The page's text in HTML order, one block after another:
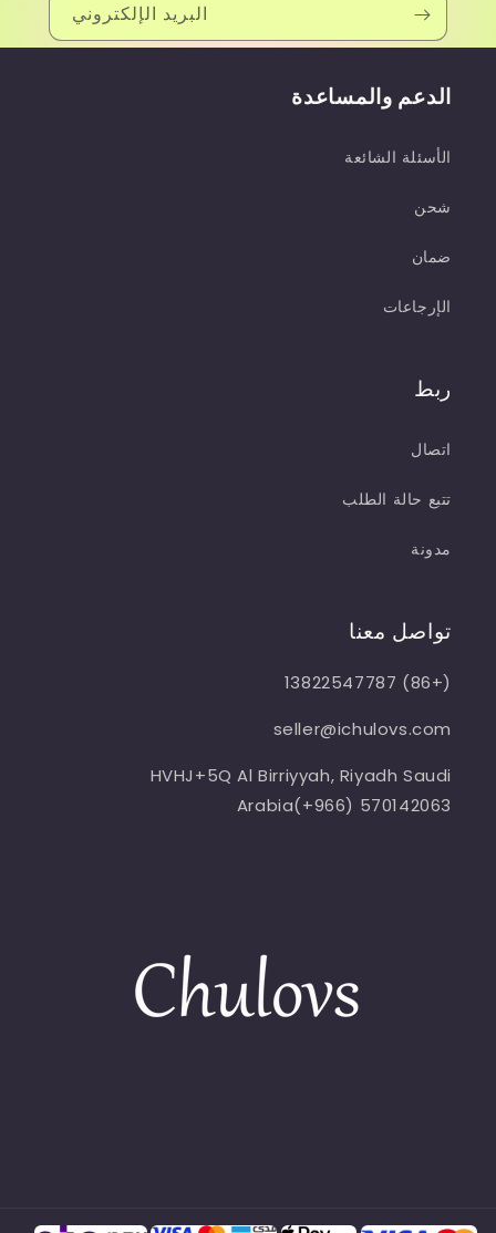
البريد الإلكتروني
الدعم والمساعدة
الأسئلة الشائعة
شحن
ضمان
الإرجاعات
ربط
اتصال
تتبع حالة الطلب
مدونة
تواصل معنا
(+86) 13822547787
seller@ichulovs.com
HVHJ+5Q Al Birriyyah, Riyadh Saudi
Arabia(+966) 570142063